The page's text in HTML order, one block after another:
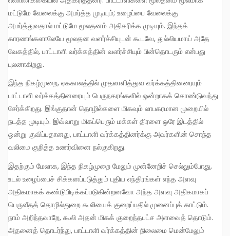
மட்டுமே வேலைக்கு அமர்த்த முடியும்; உழைப்பை வேலைக்கு
அமர்த்துவதால் மட்டுமே மூலதனம் அதிகரிக்க முடியும். இந்தக்
காரணங்களாலேயே மூலதன வளர்ச்சியுடன் கூடவே, துல்லியமாய் அதே
வேகத்தில், பாட்டாளி வர்க்கத்தின் வளர்ச்சியும் பின்தொடரும் என்பது
புலனாகிறது.
இந்த நிகழ்முறை, ஏககாலத்தில் முதலாளித்துவ வர்க்கத்தினரையும்
பாட்டாளி வர்க்கத்தினரையும் பெருநகரங்களில் ஒன்றாகக் கொண்டுவந்து
சேர்க்கிறது. இங்குதான் தொழில்களை மிகவும் லாபகரமான முறையில்
நடத்த முடியும். இவ்வாறு மிகப்பெரும் மக்கள் திரளை ஒரே இடத்தில்
ஒன்று குவிப்பதானது, பாட்டாளி வர்க்கத்தினர்க்கு அவர்களின் சொந்த
வலிமை குறித்த உணர்வினை நல்குகிறது.
இதற்கும் மேலாக, இந்த நிகழ்முறை மேலும் முன்னேறிச் செல்லும்போது,
உடல் உழைப்பைச் சிக்கனப்படுத்தும் புதிய எந்திரங்கள் எந்த அளவு
அதிகமாகக் கண்டுபிடிக்கப்படுகின்றனவோ அந்த அளவு அதிகமாகப்
பெருவீதத் தொழில்துறை கூலியைக் குறைப்பதில் முனைப்புக் காட்டும்.
நாம் அறிந்தவாறே, கூலி அதன் மிகக் குறைந்தபட்ச அளவைத் தொடும்.
அதனைத் தொடர்ந்து, பாட்டாளி வர்க்கத்தின் நிலைமை மென்மேலும்